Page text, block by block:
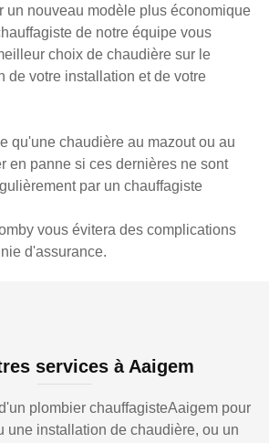
un nouveau modèle plus économique
de notre équipe vous
choix de chaudière sur le
de votre installation et de votre
qu'une chaudière au mazout ou au
en panne si ces dernières ne sont
par un chauffagiste
vous évitera des complications
d'assurance.
services à Aaigem
plombier chauffagisteAaigem pour
une installation de chaudière, ou un